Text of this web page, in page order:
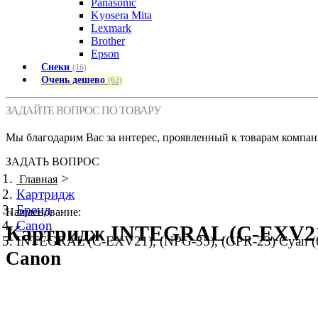
Panasonic
Kyosera Mita
Lexmark
Brother
Epson
Снеки (16)
Очень дешево(62)
ЗАДАЙТЕ ВОПРОС ПО ТОВАРУ
Мы благодарим Вас за интерес, проявленный к товарам
ЗАДАТЬ ВОПРОС
Главная >
Картридж
Бренд
Canon
INTEGRAL (C-EXV21), (NPG-35), (GPR-23) Cyan
Наименование:
Картридж INTEGRAL (C-
Canon